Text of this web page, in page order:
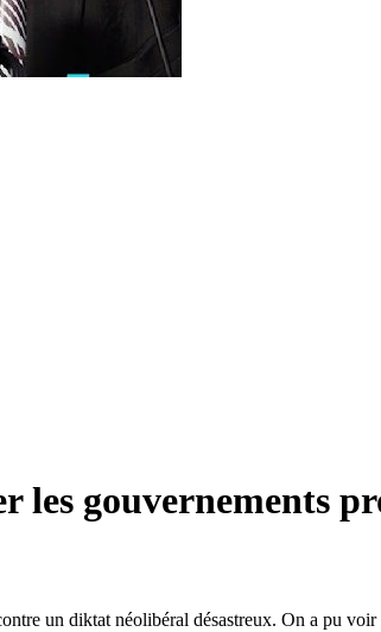
gouvernements
un diktat néolibéral désastreux. On a pu